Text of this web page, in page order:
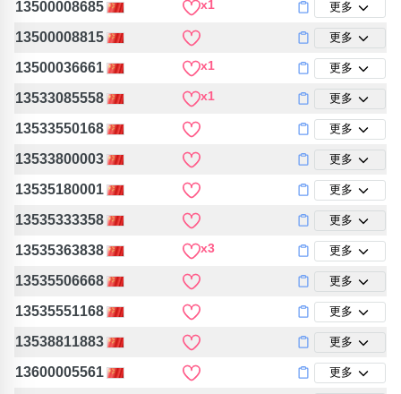
13500008685 x1 更多
13500008815 更多
13500036661 x1 更多
13533085558 x1 更多
13533550168 更多
13533800003 更多
13535180001 更多
13535333358 更多
13535363838 x3 更多
13535506668 更多
13535551168 更多
13538811883 更多
13600005561 更多